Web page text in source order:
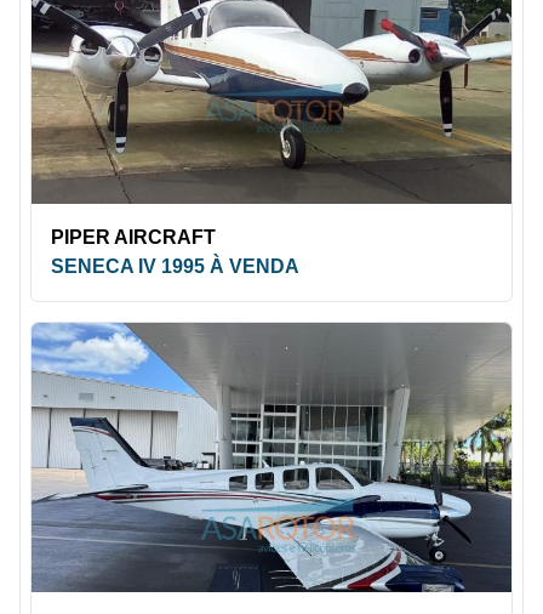
PIPER AIRCRAFT
SENECA IV 1995 À VENDA